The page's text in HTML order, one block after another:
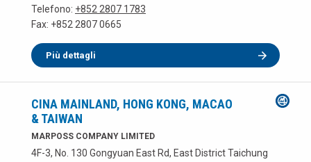
Telefono: +852 2807 1783
Fax: +852 2807 0665
Più dettagli
CINA MAINLAND, HONG KONG, MACAO
& TAIWAN
MARPOSS COMPANY LIMITED
4F-3, No. 130 Gongyuan East Rd, East District Taichung